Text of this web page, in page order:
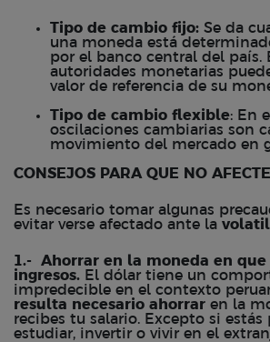
Tipo de cambio fijo: Se da
una moneda está
por el banco central del país.
autoridades monetarias
valor de referencia de su
Tipo de cambio flexible: En
oscilaciones cambiarias son
movimiento del mercado en
CONSEJOS PARA QUE NO
Es necesario tomar algunas
evitar verse afectado ante la
1.- Ahorrar en la moneda en que
ingresos. El dólar tiene un
impredecible en el contexto
resulta necesario ahorrar en la
recibes tu salario. Excepto si estás
estudiar, invertir o vivir en el